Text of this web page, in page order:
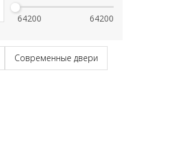
Современные двери